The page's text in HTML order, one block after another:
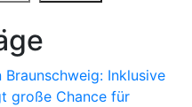
Inklusive
große Chance für